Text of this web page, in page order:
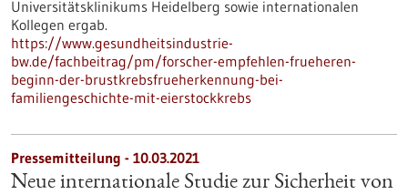
Universitätsklinikums Heidelberg sowie internationalen
Kollegen ergab.
https://www.gesundheitsindustrie-
bw.de/fachbeitrag/pm/forscher-empfehlen-frueheren-
beginn-der-brustkrebsfrueherkennung-bei-
familiengeschichte-mit-eierstockkrebs
Pressemitteilung - 10.03.2021
Neue internationale Studie zur Sicherheit von